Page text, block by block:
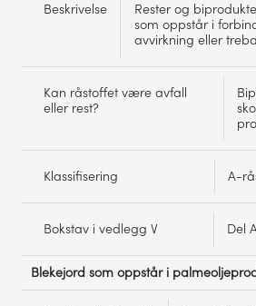
Beskrivelse
Rester og
som oppstår i
avvirkning eller
Kan råstoffet være avfall
eller rest?
Klassifisering A-
Bokstav i vedlegg V Del
Blekejord som oppstår i